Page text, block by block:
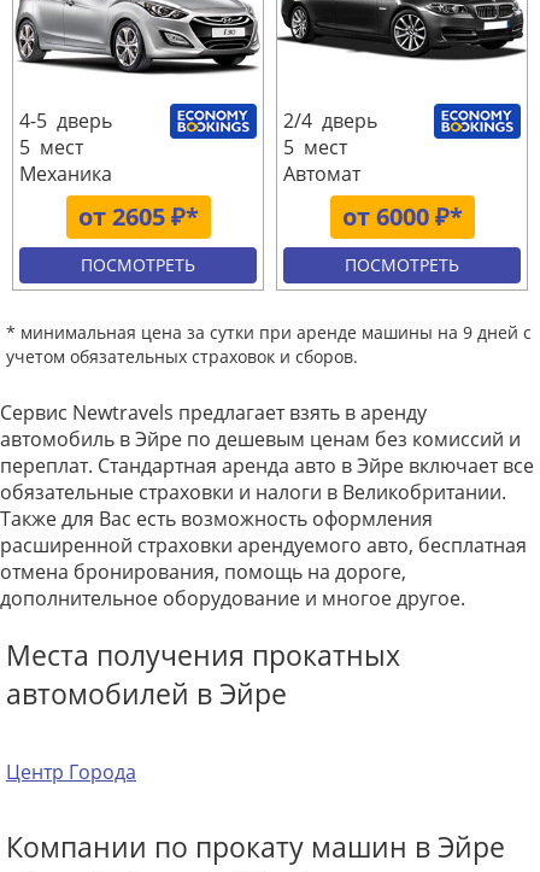
от 2605 ₽*
4-5 дверь
5 мест
Механика
ПОСМОТРЕТЬ
от 6000 ₽*
2/4 дверь
5 мест
Автомат
ПОСМОТРЕТЬ
* минимальная цена за сутки при аренде машины на 9 дней с
учетом обязательных страховок и сборов.
Сервис Newtravels предлагает взять в аренду
автомобиль в Эйре по дешевым ценам без комиссий и
переплат. Стандартная аренда авто в Эйре включает все
обязательные страховки и налоги в Великобритании.
Также для Вас есть возможность оформления
расширенной страховки арендуемого авто, бесплатная
отмена бронирования, помощь на дороге,
дополнительное оборудование и многое другое.
Места получения прокатных
автомобилей в Эйре
Центр Города
Компании по прокату машин в Эйре